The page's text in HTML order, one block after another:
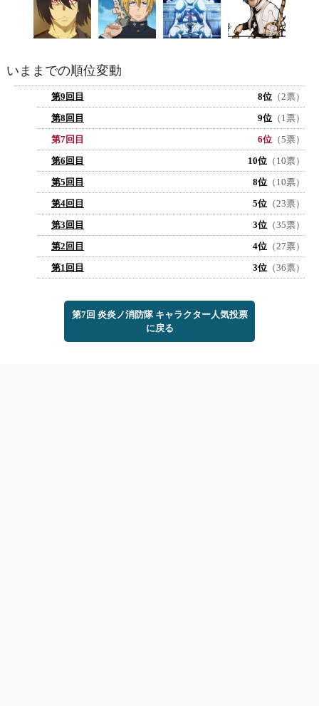
いままでの順位変動
第9回目 8位 （2票）
第8回目
9位 （1票）
第7回目
6位 （5票）
第6回目
10位 （10票）
第5回目
8位 （10票）
第4回目
5位 （23票）
第3回目
3位 （35票）
第2回目
4位 （27票）
第1回目
3位 （36票）
第7回 炎炎ノ消防隊 キャラクター人気投票
に戻る